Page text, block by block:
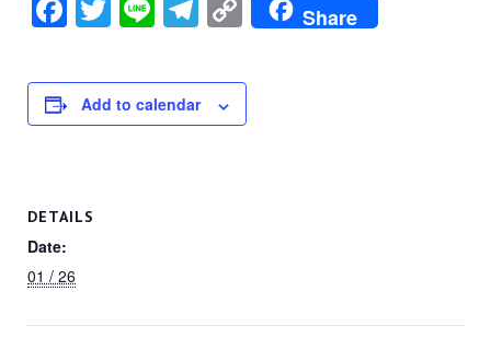
F
c
e
o
T
tt
er
Li
e
T
e
gr
C
o
p
y
Share
Add to calendar
DETAILS
Date:
01 / 26